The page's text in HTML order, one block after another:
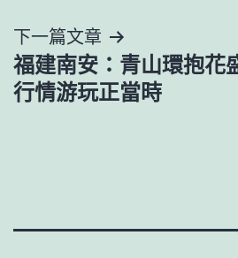
覽
下一篇文章
福建南安：青山環抱花
行情游玩正當時